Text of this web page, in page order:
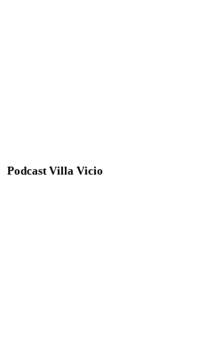
Podcast Villa Vicio